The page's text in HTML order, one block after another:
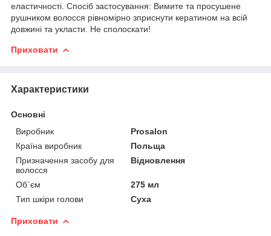
еластичності. Спосіб застосування: Вимите та просушене
рушником волосся рівномірно зприснути кератином на всій
довжині та укласти. Не сполоскати!
Приховати
Характеристики
Основні
Виробник
Prosalon
Країна виробник
Польща
Призначення засобу для
волосся
Відновлення
Об`єм
275 мл
Тип шкіри голови
Суха
Приховати